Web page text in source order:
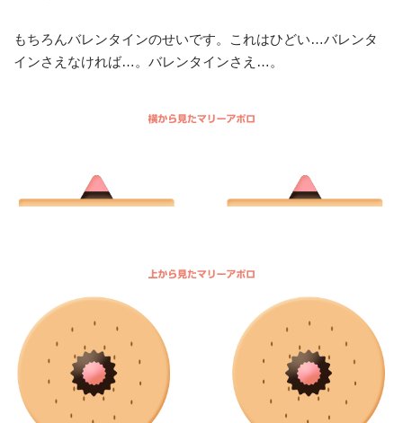
もちろんバレンタインのせいです。これはひどい…バレンタ
インさえなければ…。バレンタインさえ…。